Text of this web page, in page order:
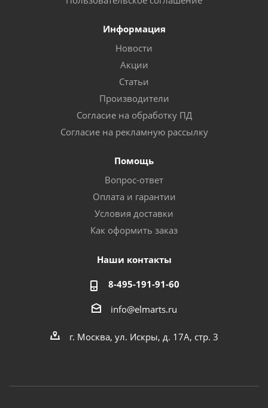
Информация
Новости
Акции
Статьи
Производители
Согласие на обработку ПД
Согласие на рекламную рассылку
Помощь
Вопрос-ответ
Оплата и гарантии
Условия доставки
Как оформить заказ
Наши контакты
8-495-191-91-60
info@elmarts.ru
г. Москва, ул. Искры, д. 17А, стр. 3